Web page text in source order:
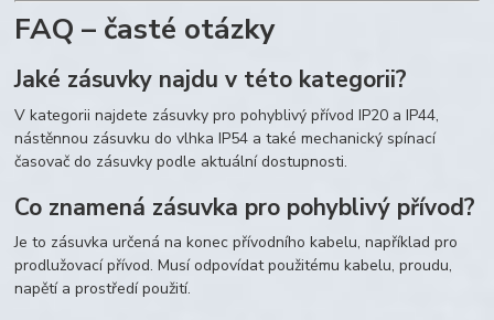
FAQ – časté otázky
Jaké zásuvky najdu v této kategorii?
V kategorii najdete zásuvky pro pohyblivý přívod IP20 a IP44,
nástěnnou zásuvku do vlhka IP54 a také mechanický spínací
časovač do zásuvky podle aktuální dostupnosti.
Co znamená zásuvka pro pohyblivý přívod?
Je to zásuvka určená na konec přívodního kabelu, například pro
prodlužovací přívod. Musí odpovídat použitému kabelu, proudu,
napětí a prostředí použití.